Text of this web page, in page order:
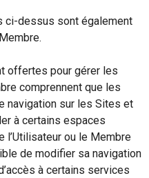
ci-dessus sont également
offertes pour gérer les
comprennent que les
navigation sur les Sites et
à certains espaces
l’Utilisateur ou le Membre
de modifier sa navigation
à certains services